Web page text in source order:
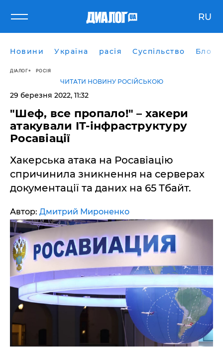
RU
Новини Україна расія Суспільство Блоги
ДІАЛОГ РОСІЯ
ЧИТАТИ НОВИНУ РОСІЙСЬКОЮ
29 березня 2022, 11:32
"Шеф, все пропало!" – хакери
атакували IT-інфраструктуру
Росавіації
Хакерська атака на Росавіацію
спричинила зникнення на серверах
документації та даних на 65 Тбайт.
Автор: Дмитрий Мироненко